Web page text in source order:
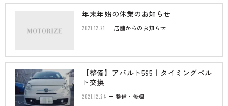
年末年始の休業のお知らせ
2021.12.21 店舗からのお知らせ
【整備】アバルト595｜タイミングベル
ト交換
2021.12.24 整備・修理